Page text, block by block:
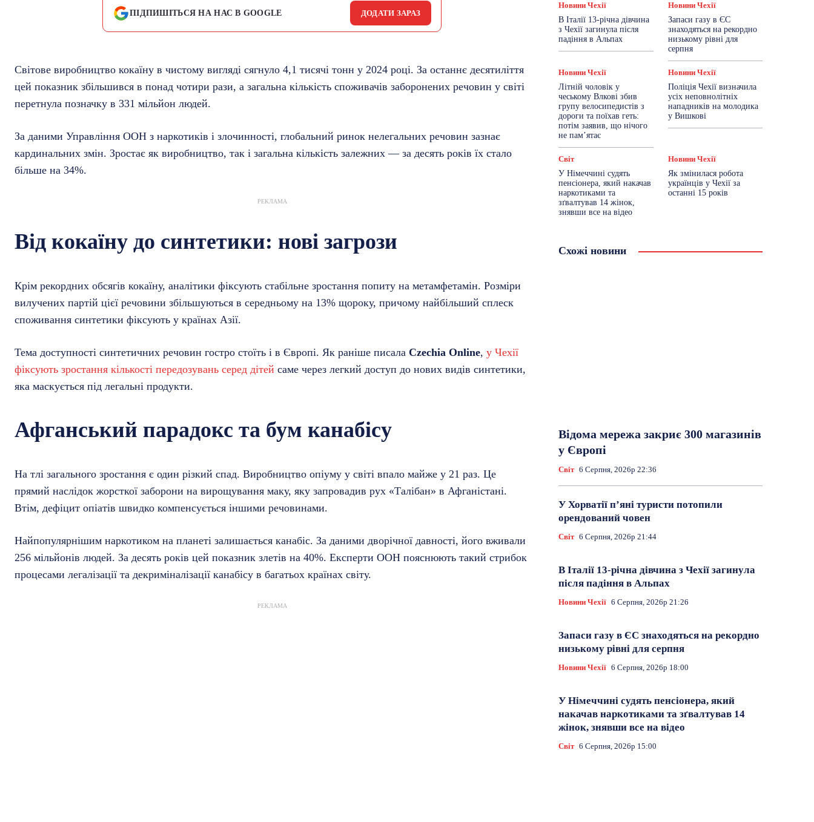
ПІДПИШІТЬСЯ НА НАС В GOOGLE ДОДАТИ ЗАРАЗ
Світове виробництво кокаїну в чистому вигляді сягнуло 4,1 тисячі тонн у 2024 році. За останнє десятиліття
цей показник збільшився в понад чотири рази, а загальна кількість споживачів заборонених речовин у світі
перетнула позначку в 331 мільйон людей.
За даними Управління ООН з наркотиків і злочинності, глобальний ринок нелегальних речовин зазнає
кардинальних змін. Зростає як виробництво, так і загальна кількість залежних — за десять років їх стало
більше на 34%.
РЕКЛАМА
Від кокаїну до синтетики: нові загрози
Крім рекордних обсягів кокаїну, аналітики фіксують стабільне зростання попиту на метамфетамін. Розміри
вилучених партій цієї речовини збільшуються в середньому на 13% щороку, причому найбільший сплеск
споживання синтетики фіксують у країнах Азії.
Тема доступності синтетичних речовин гостро стоїть і в Європі. Як раніше писала Czechia Online, у Чехії
фіксують зростання кількості передозувань серед дітей саме через легкий доступ до нових видів синтетики,
яка маскується під легальні продукти.
Афганський парадокс та бум канабісу
На тлі загального зростання є один різкий спад. Виробництво опіуму у світі впало майже у 21 раз. Це
прямий наслідок жорсткої заборони на вирощування маку, яку запровадив рух «Талібан» в Афганістані.
Втім, дефіцит опіатів швидко компенсується іншими речовинами.
Найпопулярнішим наркотиком на планеті залишається канабіс. За даними дворічної давності, його вживали
256 мільйонів людей. За десять років цей показник злетів на 40%. Експерти ООН пояснюють такий стрибок
процесами легалізації та декриміналізації канабісу в багатьох країнах світу.
РЕКЛАМА
Новини Чехії
В Італії 13-річна дівчина
з Чехії загинула після
падіння в Альпах
Новини Чехії
Запаси газу в ЄС
знаходяться на рекордно
низькому рівні для
серпня
Новини Чехії
Літній чоловік у
чеському Влкові збив
групу велосипедистів з
дороги та поїхав геть:
потім заявив, що нічого
не пам’ятає
Новини Чехії
Поліція Чехії визначила
усіх неповнолітніх
нападників на молодика
у Вишкові
Світ
У Німеччині судять
пенсіонера, який накачав
наркотиками та
зґвалтував 14 жінок,
знявши все на відео
Новини Чехії
Як змінилася робота
українців у Чехії за
останні 15 років
Схожі новини
Відома мережа закриє 300 магазинів
у Європі
Світ 6 Серпня, 2026р 22:36
У Хорватії пʼяні туристи потопили
орендований човен
Світ 6 Серпня, 2026р 21:44
В Італії 13-річна дівчина з Чехії загинула
після падіння в Альпах
Новини Чехії 6 Серпня, 2026р 21:26
Запаси газу в ЄС знаходяться на рекордно
низькому рівні для серпня
Новини Чехії 6 Серпня, 2026р 18:00
У Німеччині судять пенсіонера, який
накачав наркотиками та зґвалтував 14
жінок, знявши все на відео
Світ 6 Серпня, 2026р 15:00